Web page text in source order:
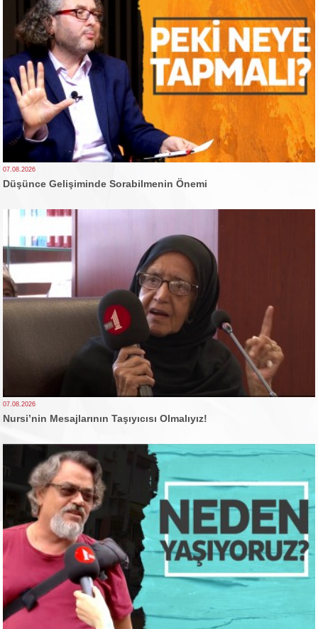
07.08.2026
Düşünce Gelişiminde Sorabilmenin Önemi
07.08.2026
Nursi’nin Mesajlarının Taşıyıcısı Olmalıyız!